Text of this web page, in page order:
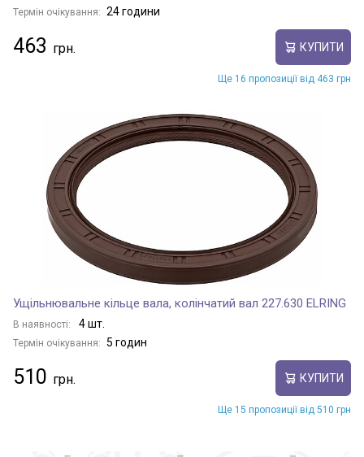
Термін очікування: 24 години
463 КУПИТИ
Ще 16 пропозиції від 463 грн
Ущільнювальне кільце вала, колінчатий вал 227.630 ELRING
В наявності: 4 шт.
Термін очікування: 5 годин
510 КУПИТИ
Ще 15 пропозиції від 510 грн